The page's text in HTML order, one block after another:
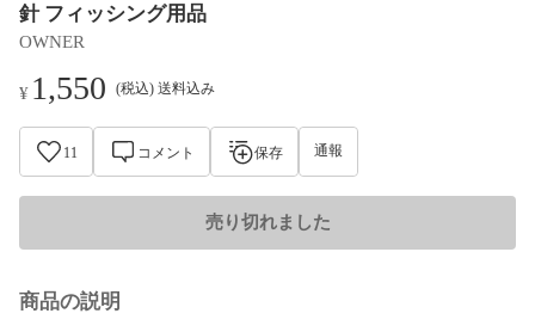
針 フィッシング用品
OWNER
¥ 1,550 (税込) 送料込み
11 コメント 保存 通報
売り切れました
商品の説明